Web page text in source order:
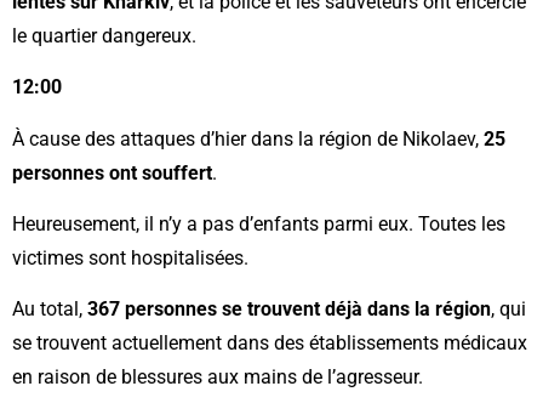
le quartier dangereux.
12:00
À cause des attaques d’hier dans la région de Nikolaev, 25
personnes ont souffert.
Heureusement, il n’y a pas d’enfants parmi eux. Toutes les
victimes sont hospitalisées.
Au total, 367 personnes se trouvent déjà dans la région, qui
se trouvent actuellement dans des établissements médicaux
en raison de blessures aux mains de l’agresseur.